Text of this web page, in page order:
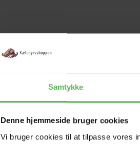
Samtykke
Denne hjemmeside bruger cookies
Vi bruger cookies til at tilpasse vores